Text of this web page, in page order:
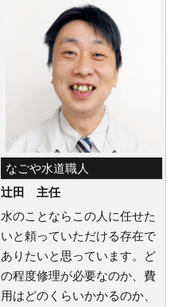
なごや水道職人
辻田 主任
水のことならこの人に任せた
いと頼っていただける存在で
ありたいと思っています。ど
の程度修理が必要なのか、費
用はどのくらいかかるのか、